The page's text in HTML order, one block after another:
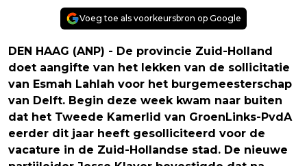
Voeg toe als voorkeursbron op Google
DEN HAAG (ANP) - De provincie Zuid-Holland
doet aangifte van het lekken van de sollicitatie
van Esmah Lahlah voor het burgemeesterschap
van Delft. Begin deze week kwam naar buiten
dat het Tweede Kamerlid van GroenLinks-PvdA
eerder dit jaar heeft gesolliciteerd voor de
vacature in de Zuid-Hollandse stad. De nieuwe